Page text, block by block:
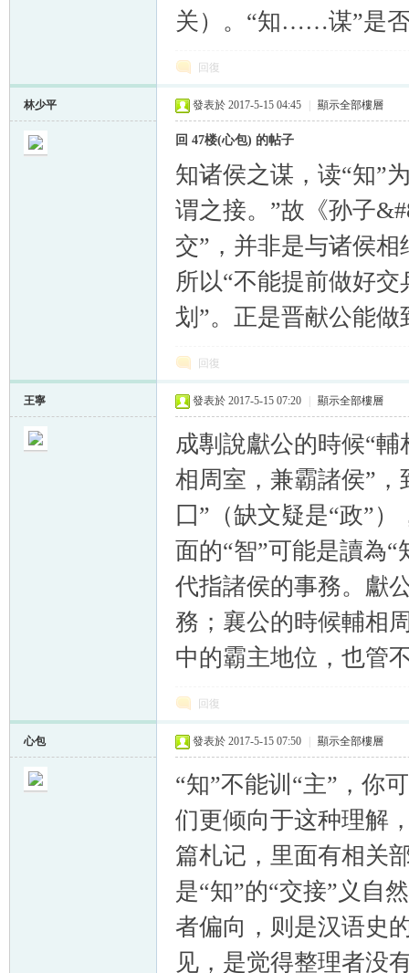
关）。“知……谋”是
回復
林少平 發表於 2017-5-15 04:45 顯示全部樓層
回 47楼(心包) 的帖子
知诸侯之谋，读“知”
谓之接。”故《孙子
交”，并非是与诸侯
所以“不能提前做好
划”。正是晋献公能
回復
王寧 發表於 2017-5-15 07:20 顯示全部樓層
成剸說獻公的時候“
相周室，兼霸諸侯”
囗”（缺文疑是“政”
面的“智”可能是讀為“
代指諸侯的事務。獻
務；襄公的時候輔相
中的霸主地位，也管
回復
心包 發表於 2017-5-15 07:50 顯示全部樓層
“知”不能训“主”，你
们更倾向于这种理解
篇札记，里面有相关
是“知”的“交接”义自
者偏向，则是汉语史
见，是觉得整理者没